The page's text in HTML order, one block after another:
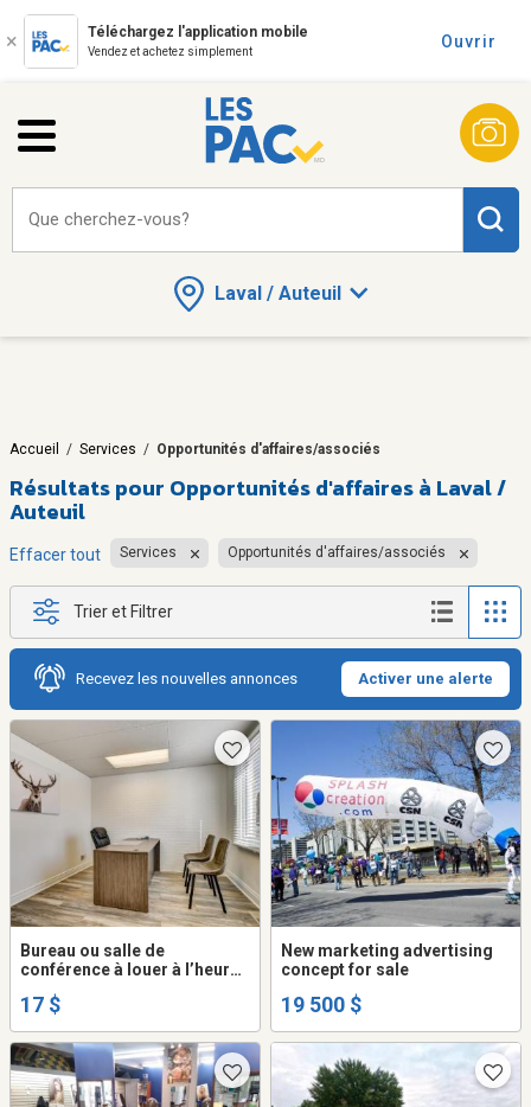
Téléchargez l'application mobile
Vendez et achetez simplement
Ouvrir
Laval / Auteuil
Que cherchez-vous?
Accueil / Services / Opportunités d'affaires/associés
Résultats pour Opportunités d'affaires à Laval /
Auteuil
Effacer tout Services Opportunités d'affaires/associés
Trier et Filtrer
Recevez les nouvelles annonces Activer une alerte
Bureau ou salle de
conférence à louer à l’heure
de justice (espace de
17 $
New marketing advertising
concept for sale
19 500 $